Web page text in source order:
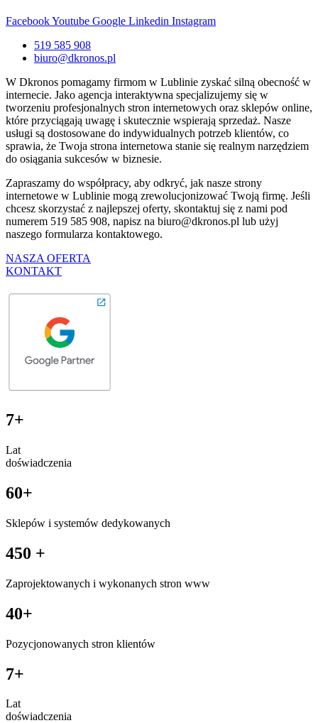
FacebookYoutube Google Linkedin Instagram
519 585 908
biuro@dkronos.pl
W Dkronos pomagamy firmom w Lublinie zyskać silną obecność w
internecie. Jako agencja interaktywna specjalizujemy się w
tworzeniu profesjonalnych stron internetowych oraz sklepów online,
które przyciągają uwagę i skutecznie wspierają sprzedaż. Nasze
usługi są dostosowane do indywidualnych potrzeb klientów, co
sprawia, że Twoja strona internetowa stanie się realnym narzędziem
do osiągania sukcesów w biznesie.
Zapraszamy do współpracy, aby odkryć, jak nasze strony
internetowe w Lublinie mogą zrewolucjonizować Twoją firmę. Jeśli
chcesz skorzystać z najlepszej oferty, skontaktuj się z nami pod
numerem 519 585 908, napisz na biuro@dkronos.pl lub użyj
naszego formularza kontaktowego.
NASZA OFERTA
KONTAKT
7+
Lat
doświadczenia
60+
Sklepów i systemów dedykowanych
450 +
Zaprojektowanych i wykonanych stron www
40+
Pozycjonowanych stron klientów
7+
Lat
doświadczenia